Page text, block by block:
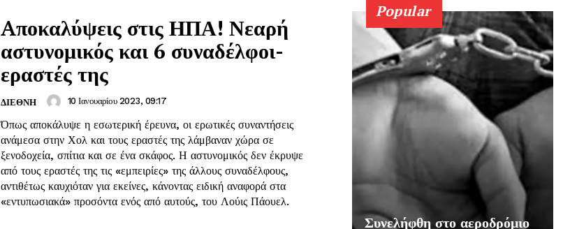
Aποκαλύψεις στις ΗΠΑ! Νεαρή
αστυνομικός και 6 συναδέλφοι-
εραστές της
ΔΙΕΘΝΗ 10 Ιανουαρίου 2023, 09:17
Όπως αποκάλυψε η εσωτερική έρευνα, οι ερωτικές συναντήσεις
ανάμεσα στην Χολ και τους εραστές της λάμβαναν χώρα σε
ξενοδοχεία, σπίτια και σε ένα σκάφος. Η αστυνομικός δεν έκρυψε
από τους εραστές της τις «εμπειρίες» της άλλους συναδέλφους,
αντιθέτως καυχιόταν για εκείνες, κάνοντας ειδική αναφορά στα
«εντυπωσιακά» προσόντα ενός από αυτούς, του Λούις Πάουελ.
Popular
Συνελήφθη στο αεροδρόμιο